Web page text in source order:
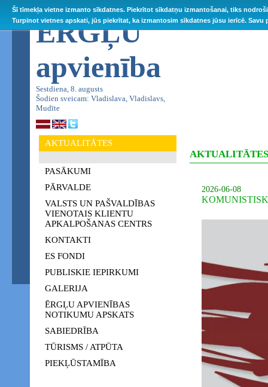
Šī tīmekļa vietne izmanto sīkdatnes. Piekrītot sīkdatņu izmantošanai, tiks
Turpinot vietnes apskati, jūs piekrītat, ka izmantosim sīkdatnes jūsu ierīcē.
ĒRGĻU
apvienība
Sestdiena, 8. augusts
Šodien sveicam: Vladislava, Vladislavs,
Mudīte
AKTUALITĀTES
PASĀKUMI
PĀRVALDE
VALSTS UN PAŠVALDĪBAS
VIENOTAIS KLIENTU
APKALPOŠANAS CENTRS
KONTAKTI
ES FONDI
PUBLISKIE IEPIRKUMI
GALERIJA
ĒRGĻU APVIENĪBAS
NOTIKUMU APSKATS
SABIEDRĪBA
TŪRISMS / ATPŪTA
PIEKĻŪSTAMĪBA
AKTUALITĀTES
2026-06-08